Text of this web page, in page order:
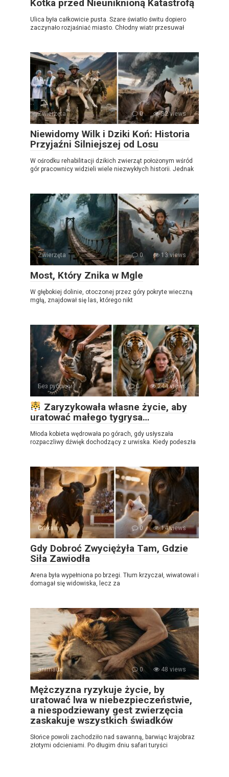
Kotka przed Nieuniknioną Katastrofą
Ulica była całkowicie pusta. Szare światło świtu dopiero
zaczynało rozjaśniać miasto. Chłodny wiatr przesuwał
Zwierzęta 0 32 views
Niewidomy Wilk i Dziki Koń: Historia
Przyjaźni Silniejszej od Losu
W ośrodku rehabilitacji dzikich zwierząt położonym wśród
gór pracownicy widzieli wiele niezwykłych historii. Jednak
Zwierzęta 0 13 views
Most, Który Znika w Mgle
W głębokiej dolinie, otoczonej przez góry pokryte wieczną
mgłą, znajdował się las, którego nikt
Без рубрики 0 244 views
Zaryzykowała własne życie, aby
uratować małego tygrysa…
Młoda kobieta wędrowała po górach, gdy usłyszała
rozpaczliwy dźwięk dochodzący z urwiska. Kiedy podeszła
Ciekawy 0 14 views
Gdy Dobroć Zwyciężyła Tam, Gdzie
Siła Zawiodła
Arena była wypełniona po brzegi. Tłum krzyczał, wiwatował i
domagał się widowiska, lecz za
animaux 0 48 views
Mężczyzna ryzykuje życie, by
uratować lwa w niebezpieczeństwie,
a niespodziewany gest zwierzęcia
zaskakuje wszystkich świadków
Słońce powoli zachodziło nad sawanną, barwiąc krajobraz
złotymi odcieniami. Po długim dniu safari turyści